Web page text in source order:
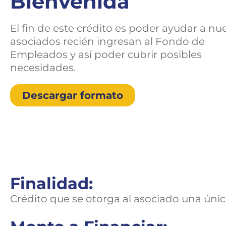
El fin de este crédito es poder ayudar a
asociados recién ingresan al Fondo de
Empleados y así poder cubrir posibles
necesidades.
Descargar formato
Finalidad:
Crédito que se otorga al asociado una